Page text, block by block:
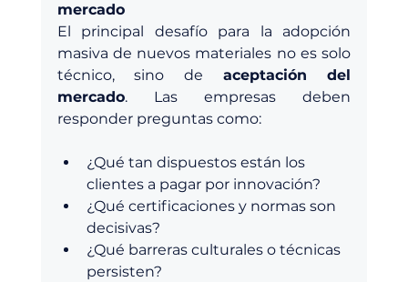
mercado
El principal desafío para la adopción
masiva de nuevos materiales no es solo
técnico, sino de aceptación del
mercado. Las empresas deben
responder preguntas como:
¿Qué tan dispuestos están los
clientes a pagar por innovación?
¿Qué certificaciones y normas son
decisivas?
¿Qué barreras culturales o técnicas
persisten?